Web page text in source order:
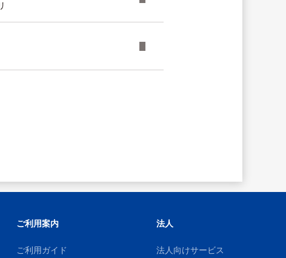
ご利用案内
ご利用ガイド
法人
法人向けサービス